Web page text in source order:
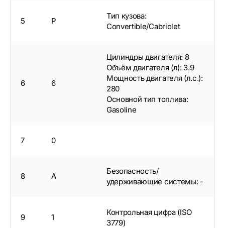
5 P
Тип кузова:
Convertible/Cabriolet
6 6
Цилиндры двигателя: 8
Объём двигателя (л): 3.9
Мощность двигателя (л.с.):
280
Основной тип топлива:
Gasoline
7 0
8 A
Безопасность/
удерживающие системы: -
9 1
Контрольная цифра (ISO
3779)